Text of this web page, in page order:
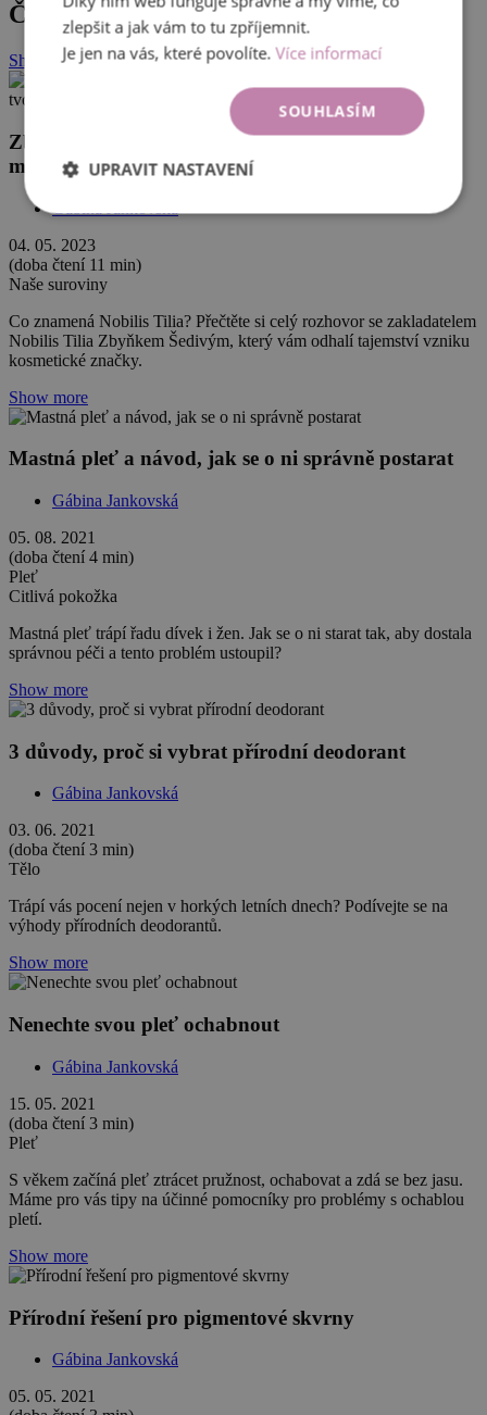
Články od autora
Show more
Zbyněk Šedivý: Jméno Nobilis Tilia je poděkování
místu, kde tvoříme
Gábina Jankovská
04. 05. 2023
(doba čtení 11 min)
Naše suroviny
Co znamená Nobilis Tilia? Přečtěte si celý rozhovor se zakladatelem
Nobilis Tilia Zbyňkem Šedivým, který vám odhalí tajemství vzniku
kosmetické značky.
Show more
Mastná pleť a návod, jak se o ni správně postarat
Gábina Jankovská
05. 08. 2021
(doba čtení 4 min)
Pleť
Citlivá pokožka
Mastná pleť trápí řadu dívek i žen. Jak se o ni starat tak, aby dostala
správnou péči a tento problém ustoupil?
Show more
3 důvody, proč si vybrat přírodní deodorant
Gábina Jankovská
03. 06. 2021
(doba čtení 3 min)
Tělo
Trápí vás pocení nejen v horkých letních dnech? Podívejte se na
výhody přírodních deodorantů.
Show more
Nenechte svou pleť ochabnout
Gábina Jankovská
15. 05. 2021
(doba čtení 3 min)
Pleť
S věkem začíná pleť ztrácet pružnost, ochabovat a zdá se bez jasu.
Máme pro vás tipy na účinné pomocníky pro problémy s ochablou
pletí.
Show more
Přírodní řešení pro pigmentové skvrny
Gábina Jankovská
05. 05. 2021
zlepšit a jak vám to tu zpříjemnit.
Je jen na vás, které povolíte.Více informací
SOUHLASÍM
UPRAVIT NASTAVENÍ